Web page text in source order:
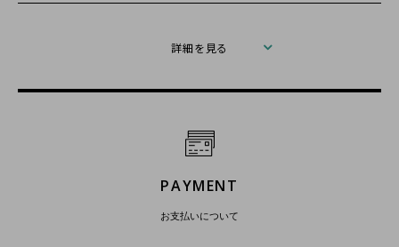
詳細を見る
PAYMENT
お支払いについて